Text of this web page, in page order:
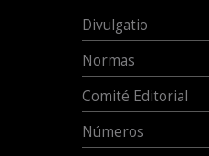
Divulgatio
Normas
Comité Editorial
Números